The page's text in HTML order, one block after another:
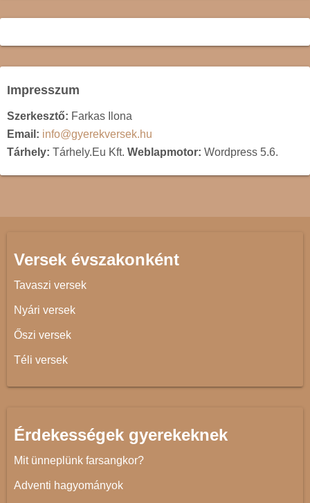
Impresszum
Szerkesztő: Farkas Ilona
Email: info@gyerekversek.hu
Tárhely: Tárhely.Eu Kft. Weblapmotor: Wordpress 5.6.
Versek évszakonként
Tavaszi versek
Nyári versek
Őszi versek
Téli versek
Érdekességek gyerekeknek
Mit ünneplünk farsangkor?
Adventi hagyományok